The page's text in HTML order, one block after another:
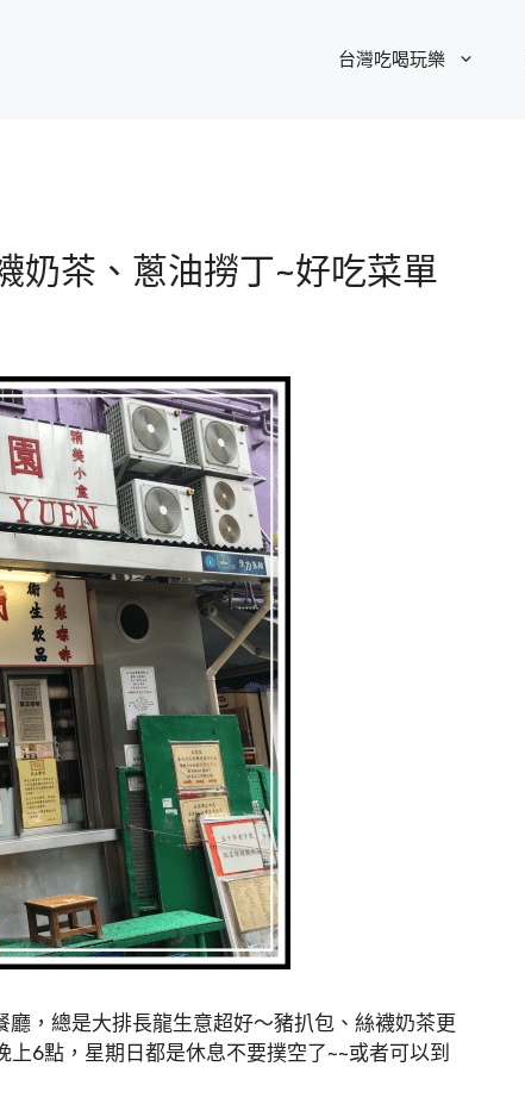
台灣吃喝玩樂
奶茶、蔥油撈丁~好吃菜單
廳，總是大排長龍生意超好～豬扒包、絲襪奶茶更
6點，星期日都是休息不要撲空了~~或者可以到